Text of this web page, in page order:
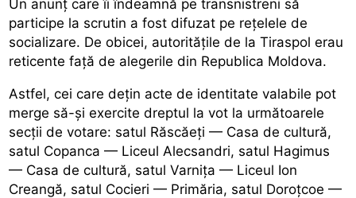
Un anunț care îi îndeamnă pe transnistreni să
participe la scrutin a fost difuzat pe rețelele de
socializare. De obicei, autoritățile de la Tiraspol erau
reticente față de alegerile din Republica Moldova.
Astfel, cei care dețin acte de identitate valabile pot
merge să-și exercite dreptul la vot la următoarele
secții de votare: satul Răscăeți — Casa de cultură,
satul Copanca — Liceul Alecsandri, satul Hagimus
— Casa de cultură, satul Varnița — Liceul Ion
Creangă, satul Cocieri — Primăria, satul Doroțcoe —